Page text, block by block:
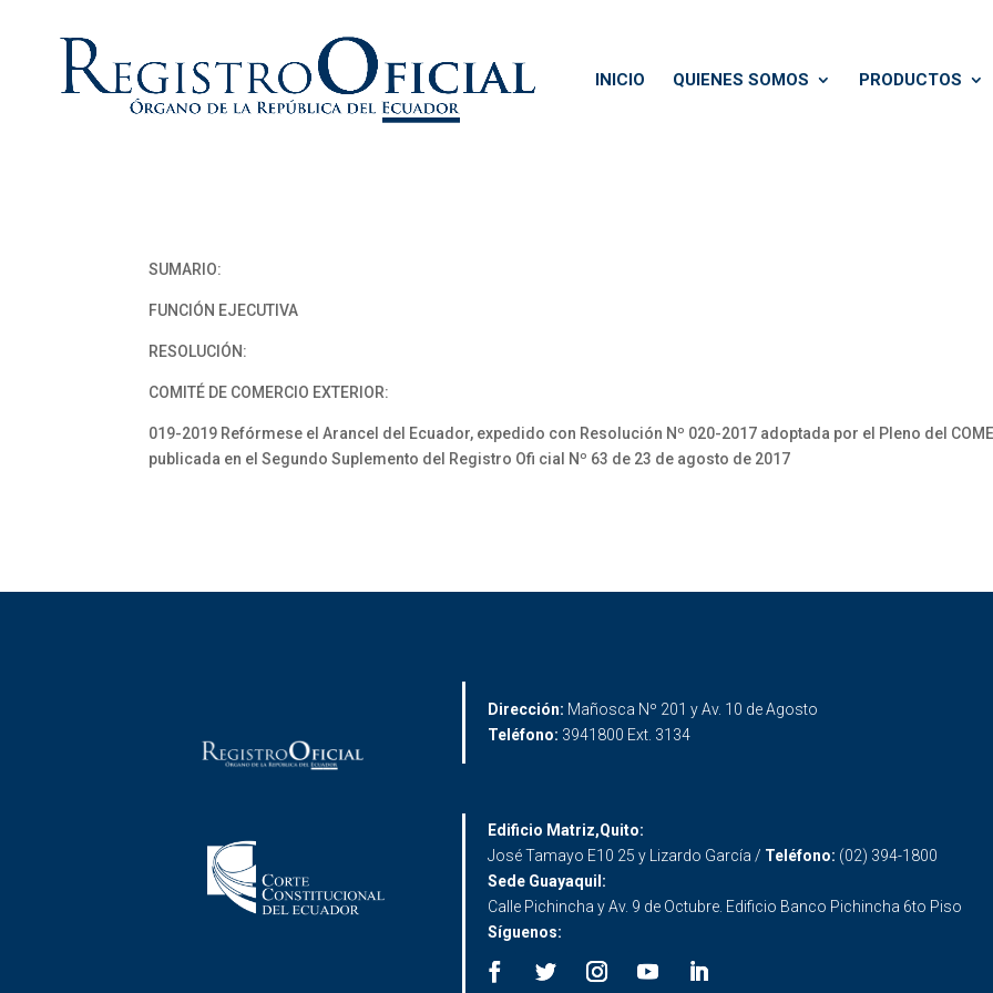
INICIO QUIENES SOMOS PRODUCTOS
SUMARIO:
FUNCIÓN EJECUTIVA
RESOLUCIÓN:
COMITÉ DE COMERCIO EXTERIOR:
019-2019 Refórmese el Arancel del Ecuador, expedido con Resolución Nº 020-2017 adoptada por el Pleno del
publicada en el Segundo Suplemento del Registro Ofi cial Nº 63 de 23 de agosto de 2017
Dirección: Mañosca Nº 201 y Av. 10 de Agosto
Teléfono: 3941800 Ext. 3134
Edificio Matriz,Quito:
José Tamayo E10 25 y Lizardo García / Teléfono: (02) 394-1800
Sede Guayaquil:
Calle Pichincha y Av. 9 de Octubre. Edificio Banco Pichincha 6to Piso
Síguenos: